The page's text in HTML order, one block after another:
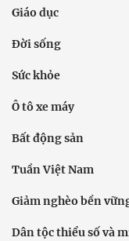
Giáo dục
Đời sống
Sức khỏe
Ô tô xe máy
Bất động sản
Tuần Việt Nam
Giảm nghèo bền
Dân tộc thiểu số và